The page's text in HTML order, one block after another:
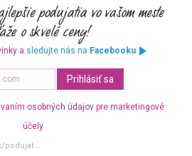
a sledujte nás na Facebooku
osobných údajov pre marketingové
účely
podujat...